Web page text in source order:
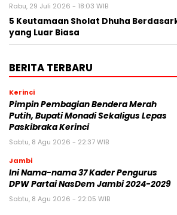
Rabu, 29 Juli 2026 - 18:03 WIB
5 Keutamaan Sholat Dhuha
yang Luar Biasa
BERITA TERBARU
Kerinci
Pimpin Pembagian Bendera Merah
Putih, Bupati Monadi Sekaligus Lepas
Paskibraka Kerinci
Sabtu, 8 Agu 2026 - 22:37 WIB
Jambi
Ini Nama-nama 37 Kader Pengurus
DPW Partai NasDem Jambi 2024-2029
Sabtu, 8 Agu 2026 - 22:05 WIB